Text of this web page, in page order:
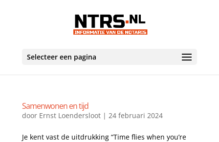
Selecteer een pagina
Samenwonen en tijd
door Ernst Loendersloot| 24 februari 2024
Je kent vast de uitdrukking “Time flies when you’re